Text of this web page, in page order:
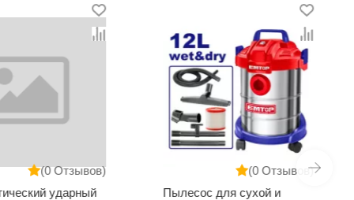
(0 Отзывов)
ударный
(0 Отзывов)
Пылесос для сухой и